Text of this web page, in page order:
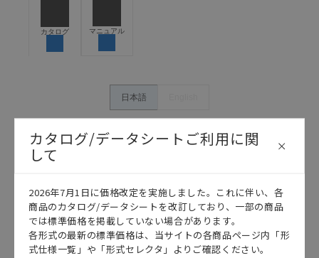
保できるよう設計されていること、および本製品が全
ン事例は参考用ですので、ご採用に際しては機器・装
置の機能や安全性をご確認のうえご使用ください。・
商品に接続される推奨機器等、現在では入手困難なも
のもそのまま記載しています。・誤字、脱字が含まれ
ている可能性がありますがご容赦ください。
ものであり、変更・改定させていただいている可能性
があります。改めて当サイトの掲載内容をご確認のう
え、ご用命下さいますようお願いいたします。
カタログ マニュアル
日本語
カタログ/データシートご利用に関
して
2026年7月1日に価格改定を実施しました。これに伴い、各
商品のカタログ/データシートを改訂しており、一部の商品
では標準価格を掲載していない場合があります。
各形式の最新の標準価格は、当サイトの各商品ページ内「形
式仕様一覧」や「形式セレクタ」よりご確認ください。